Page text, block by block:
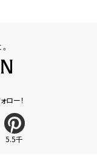
ロー！
5.5千